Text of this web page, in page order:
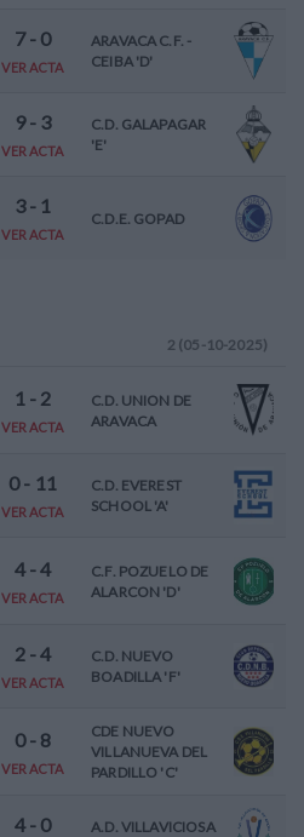
7- 0
VER ACTA
ARAVACA C.F. -
CEIBA 'D'
9- 3
VER ACTA
C.D. GALAPAGAR
'E'
3- 1
VER ACTA
C.D.E. GOPAD
2 (05-10-2025)
1 - 2
VER ACTA
C.D. UNION DE
ARAVACA
0- 11
VER ACTA
C.D. EVEREST
SCHOOL 'A'
4-4
VER ACTA
C.F. POZUELO DE
ALARCON 'D'
2-4
VER ACTA
C.D. NUEVO
BOADILLA 'F'
0- 8
VER ACTA
CDE NUEVO
VILLANUEVA DEL
PARDILLO 'C'
4- 0
A.D. VILLAVICIOSA